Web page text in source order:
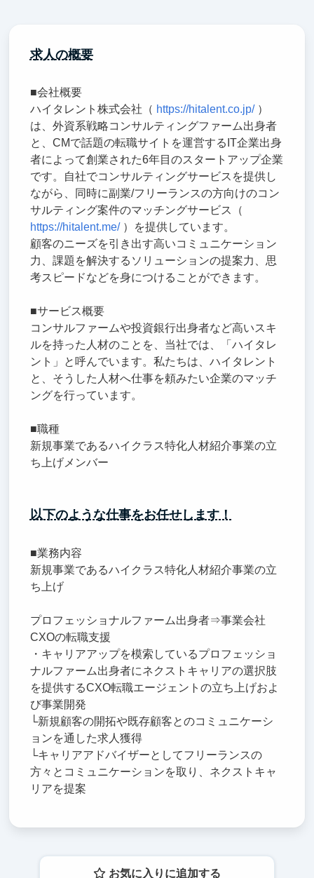
求人の概要
■会社概要
ハイタレント株式会社（ https://hitalent.co.jp/）
は、外資系戦略コンサルティングファーム出身者
と、CMで話題の転職サイトを運営するIT企業出身
者によって創業された6年目のスタートアップ企業
です。自社でコンサルティングサービスを提供し
ながら、同時に副業/フリーランスの方向けのコン
サルティング案件のマッチングサービス（
https://hitalent.me/）を提供しています。
顧客のニーズを引き出す高いコミュニケーション
力、課題を解決するソリューションの提案力、思
考スピードなどを身につけることができます。
■サービス概要
コンサルファームや投資銀行出身者など高いスキ
ルを持った人材のことを、当社では、「ハイタレ
ント」と呼んでいます。私たちは、ハイタレント
と、そうした人材へ仕事を頼みたい企業のマッチ
ングを行っています。
■職種
新規事業であるハイクラス特化人材紹介事業の立
ち上げメンバー
以下のような仕事をお任せします！
■業務内容
新規事業であるハイクラス特化人材紹介事業の立
ち上げ
プロフェッショナルファーム出身者⇒事業会社
CXOの転職支援
・キャリアアップを模索しているプロフェッショ
ナルファーム出身者にネクストキャリアの選択肢
を提供するCXO転職エージェントの立ち上げおよ
び事業開発
└新規顧客の開拓や既存顧客とのコミュニケーシ
ョンを通した求人獲得
└キャリアアドバイザーとしてフリーランスの
方々とコミュニケーションを取り、ネクストキャ
リアを提案
お気に入りに追加する